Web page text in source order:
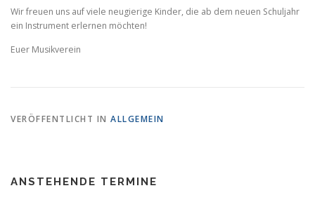
Wir freuen uns auf viele neugierige Kinder, die ab dem neuen Schuljahr
ein Instrument erlernen möchten!
Euer Musikverein
VERÖFFENTLICHT IN ALLGEMEIN
ANSTEHENDE TERMINE